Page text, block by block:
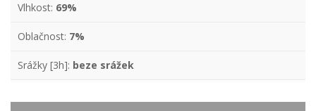
Vlhkost: 69%
Oblačnost: 7%
Srážky [3h]: beze srážek